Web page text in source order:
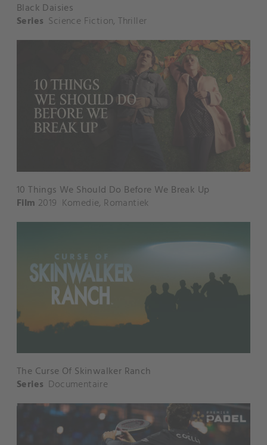
Black Daisies
Series Science Fiction,Thriller
10 Things We Should Do Before We Break Up
Film 2019 Komedie, Romantiek
The Curse Of Skinwalker Ranch
Series Documentaire